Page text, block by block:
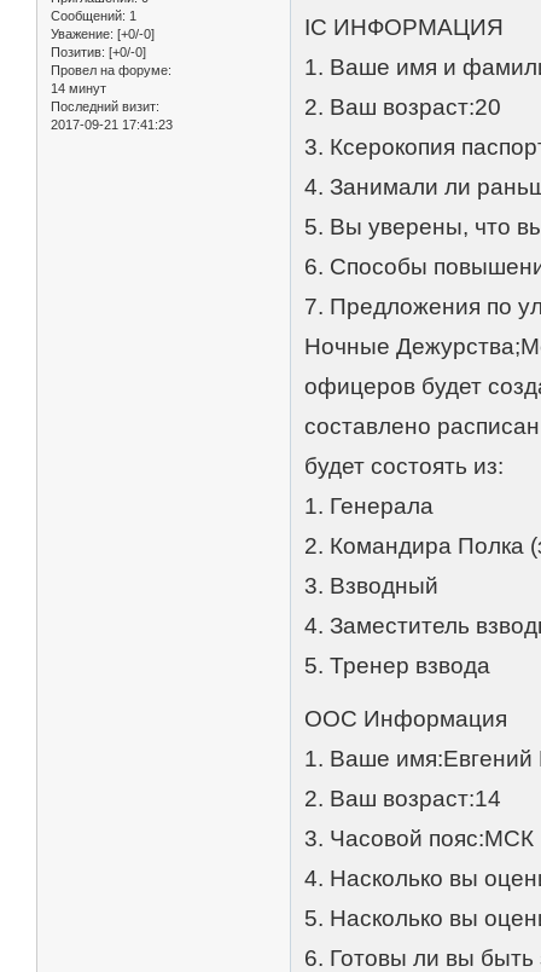
Сообщений: 1
Уважение: [+0/-0]
Позитив: [+0/-0]
Провел на форуме:
14 минут
Последний визит:
2017-09-21 17:41:23
IC ИНФОРМАЦИЯ
1. Ваше имя и
2. Ваш возраст:20
3. Ксерокопия
4. Занимали ли
5. Вы уверены, что
6. Способы
7. Предложения по
Ночные
офицеров будет
составлено
будет состоять из:
1. Генерала
2. Командира Полка
3. Взводный
4. Заместитель
5. Тренер взвода
OOC Информация
1. Ваше
2. Ваш возраст:14
3. Часовой пояс:МСК
4. Насколько вы
5. Насколько вы
6. Готовы ли вы